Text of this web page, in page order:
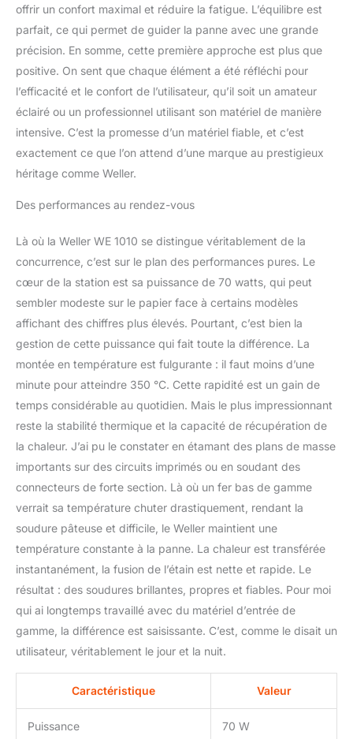
exceptionnelle.
offrir un confort maximal et réduire la fatigue. L’équilibre est
parfait, ce qui permet de guider la panne avec une grande
précision. En somme, cette première approche est plus que
positive. On sent que chaque élément a été réfléchi pour
l’efficacité et le confort de l’utilisateur, qu’il soit un amateur
éclairé ou un professionnel utilisant son matériel de manière
intensive. C’est la promesse d’un matériel fiable, et c’est
exactement ce que l’on attend d’une marque au prestigieux
héritage comme Weller.
Des performances au rendez-vous
Là où la Weller WE 1010 se distingue véritablement de la
concurrence, c’est sur le plan des performances pures. Le
cœur de la station est sa puissance de 70 watts, qui peut
sembler modeste sur le papier face à certains modèles
affichant des chiffres plus élevés. Pourtant, c’est bien la
gestion de cette puissance qui fait toute la différence. La
montée en température est fulgurante : il faut moins d’une
minute pour atteindre 350 °C. Cette rapidité est un gain de
temps considérable au quotidien. Mais le plus impressionnant
reste la stabilité thermique et la capacité de récupération de
la chaleur. J’ai pu le constater en étamant des plans de masse
importants sur des circuits imprimés ou en soudant des
connecteurs de forte section. Là où un fer bas de gamme
verrait sa température chuter drastiquement, rendant la
soudure pâteuse et difficile, le Weller maintient une
température constante à la panne. La chaleur est transférée
instantanément, la fusion de l’étain est nette et rapide. Le
résultat : des soudures brillantes, propres et fiables. Pour moi
qui ai longtemps travaillé avec du matériel d’entrée de
gamme, la différence est saisissante. C’est, comme le disait un
utilisateur, véritablement le jour et la nuit.
Caractéristique Valeur
Puissance 70 W